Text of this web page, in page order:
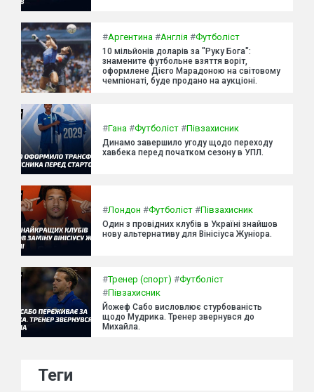
#Аргентина #Англія #Футболіст
10 мільйонів доларів за "Руку Бога":
знамените футбольне взяття воріт,
оформлене Дієго Марадоною на світовому
чемпіонаті, буде продано на аукціоні.
#Гана #Футболіст #Півзахисник
Динамо завершило угоду щодо переходу
хавбека перед початком сезону в УПЛ.
#Лондон #Футболіст #Півзахисник
Один з провідних клубів в Україні знайшов
нову альтернативу для Вінісіуса Жуніора.
#Тренер (спорт) #Футболіст
#Півзахисник
Йожеф Сабо висловлює стурбованість
щодо Мудрика. Тренер звернувся до
Михайла.
Теги